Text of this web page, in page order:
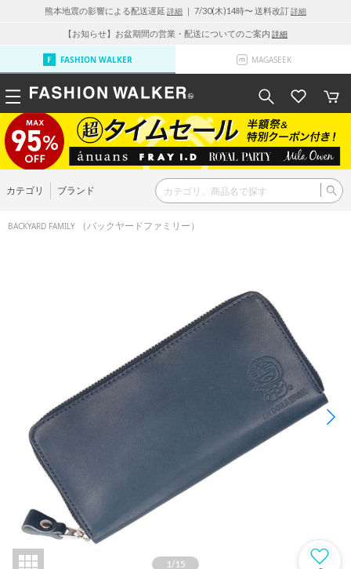
熊本地震の影響による配送遅延 詳細 ｜ 7/30(木)14時〜 送料改訂詳細
【お知らせ】お盆期間の営業・配送についてのご案内 詳細
FASHION WALKER MAGASEEK
カテゴリ ブランド
BACKYARD FAMILY （バックヤードファミリー）
1 /15